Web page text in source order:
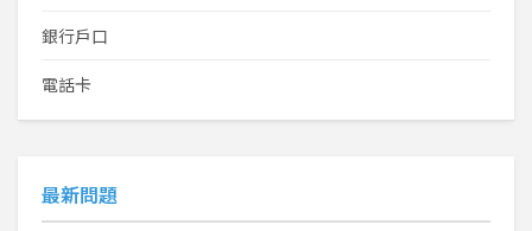
銀行戶口
電話卡
最新問題